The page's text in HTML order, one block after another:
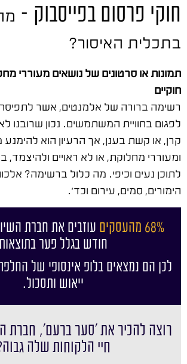
חוקי פרסום בפייסבוק –
בתכלית האיסור?
תמונות או סרטונים של נושאים מעוררי
חוקיים
רשימה ברורה של אלמנטים, אשר לתפיסת
לפגום בחוויית המשתמשים. נכון שרובנו
קרן, או קשת בענן, אך הרעיון הוא להימנע
ומעוררי מחלוקת, או לא ראויים
לתוכן נעים וכיפי. מה כלול ברשימה?
הימורים, סמים, עירום וכד'.
68% מהעסקים
עוזבים את חברת
חודש בגלל פער
לכן הם נמצאים בלופ אינסופי של
ייאוש ותסכול.
רוצה להכיר את ׳סער ברעם׳, חברת
חיי הלקוחות שלה